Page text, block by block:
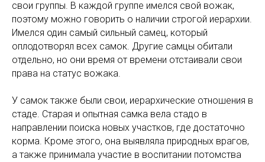
свои группы. В каждой группе имелся свой вожак,
поэтому можно говорить о наличии строгой иерархии.
Имелся один самый сильный самец, который
оплодотворял всех самок. Другие самцы обитали
отдельно, но они время от времени отстаивали свои
права на статус вожака.
У самок также были свои, иерархические отношения в
стаде. Старая и опытная самка вела стадо в
направлении поиска новых участков, где достаточно
корма. Кроме этого, она выявляла природных врагов,
а также принимала участие в воспитании потомства